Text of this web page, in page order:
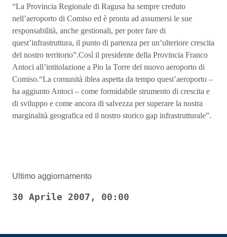
“La Provincia Regionale di Ragusa ha sempre creduto
nell’aeroporto di Comiso ed è pronta ad assumersi le sue
responsabilità, anche gestionali, per poter fare di
quest’infrastruttura, il punto di partenza per un’ulteriore crescita
del nostro territorio”.Così il presidente della Provincia Franco
Antoci all’intitolazione a Pio la Torre del nuovo aeroporto di
Comiso.“La comunità iblea aspetta da tempo quest’aeroporto –
ha aggiunto Antoci – come formidabile strumento di crescita e
di sviluppo e come ancora di salvezza per superare la nostra
marginalità geografica ed il nostro storico gap infrastrutturale”.
Ultimo aggiornamento
30 Aprile 2007, 00:00